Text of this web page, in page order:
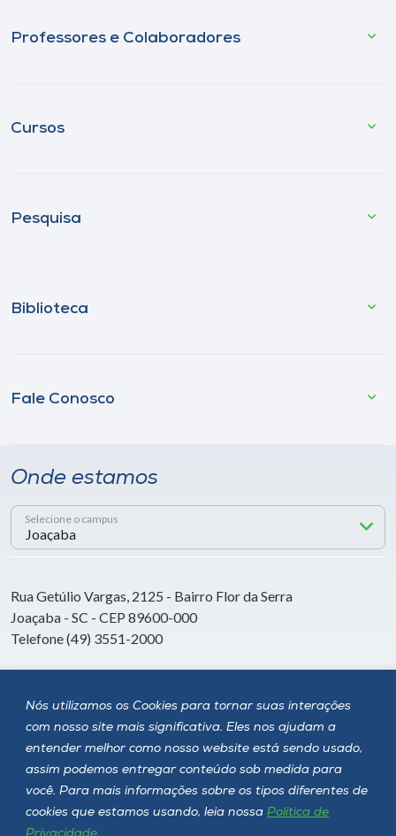
Nós utilizamos os Cookies para tornar suas interações
com nosso site mais significativa. Eles nos ajudam a
entender melhor como nosso website está sendo usado,
assim podemos entregar conteúdo sob medida para
você. Para mais informações sobre os tipos diferentes de
cookies que estamos usando, leia nossa Política de
Privacidade.
Professores e Colaboradores
Cursos
Pesquisa
Biblioteca
Fale Conosco
Onde estamos
Selecione o campus
Rua Getúlio Vargas, 2125 - Bairro Flor da Serra
Joaçaba - SC - CEP 89600-000
Telefone (49) 3551-2000
Siga a Unoesc